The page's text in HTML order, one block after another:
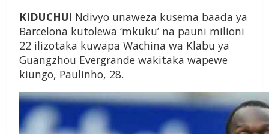
KIDUCHU! Ndivyo unaweza kusema baada ya
Barcelona kutolewa ‘mkuku’ na pauni milioni
22 ilizotaka kuwapa Wachina wa Klabu ya
Guangzhou Evergrande wakitaka wapewe
kiungo, Paulinho, 28.